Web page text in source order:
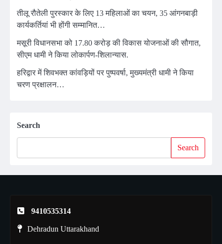
तीलू रौतेली पुरस्कार के लिए 13 महिलाओं का चयन, 35 आंगनबाड़ी
कार्यकर्तियां भी होंगी सम्मानित…
मसूरी विधानसभा को 17.80 करोड़ की विकास योजनाओं की सौगात,
सीएम धामी ने किया लोकार्पण-शिलान्यास.
हरिद्वार में शिवभक्त कांवड़ियों पर पुष्पवर्षा, मुख्यमंत्री धामी ने किया
चरण प्रक्षालन…
Search
Search
9410535314
Dehradun Uttarakhand